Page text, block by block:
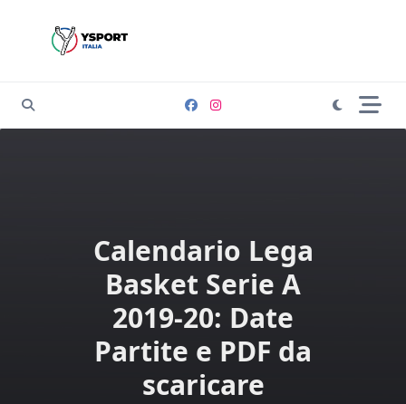
Calendario Lega
Basket Serie A
2019-20: Date
Partite e PDF da
scaricare